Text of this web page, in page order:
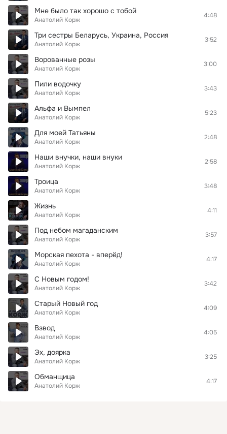
Мне было так хорошо с тобой
Анатолий Корж
4:48
Три сестры Беларусь, Украина, Россия
Анатолий Корж
3:52
Ворованные розы
Анатолий Корж
3:00
Пили водочку
Анатолий Корж
3:43
Альфа и Вымпел
Анатолий Корж
5:23
Для моей Татьяны
Анатолий Корж
2:48
Наши внучки, наши внуки
Анатолий Корж
2:58
Троица
Анатолий Корж
3:48
Жизнь
Анатолий Корж
4:11
Под небом магаданским
Анатолий Корж
3:57
Морская пехота - вперёд!
Анатолий Корж
4:17
С Новым годом!
Анатолий Корж
3:42
Старый Новый год
Анатолий Корж
4:09
Взвод
Анатолий Корж
4:05
Эх, доярка
Анатолий Корж
3:25
Обманщица
Анатолий Корж
4:17